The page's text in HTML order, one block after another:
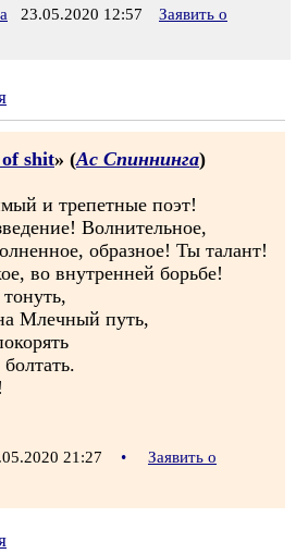
23.05.2020 12:57
Заявить о
shit» (Ас Спиннинга)
и трепетные поэт!
Волнительное,
образное! Ты талант!
во внутренней борьбе!
Млечный путь,
21:27 •
Заявить о